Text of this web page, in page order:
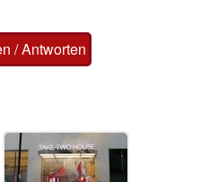
/ Antworten